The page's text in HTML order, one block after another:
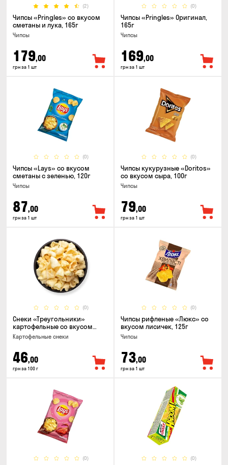
(2)
Чипсы «Pringles» со вкусом
сметаны и лука, 165г
Чипсы
179,00
грн за 1 шт
(0)
Чипсы «Pringles» Оригинал,
165г
Чипсы
169,00
грн за 1 шт
(0)
Чипсы «Lays» со вкусом
сметаны с зеленью, 120г
Чипсы
87,00
грн за 1 шт
(0)
Чипсы кукурузные «Doritos»
со вкусом сыра, 100г
Чипсы
79,00
грн за 1 шт
(0)
Снеки «Треугольники»
картофельные со вкусом
сметаны с луком
Картофельные снеки
46,00
грн за 100 г
(0)
Чипсы рифленые «Люкс» со
вкусом лисичек, 125г
Чипсы
73,00
грн за 1 шт
(0) (0)